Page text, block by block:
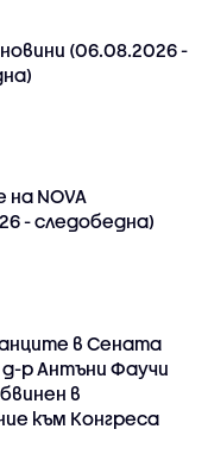
(06.08.2026 -
NOVA
- следобедна)
в Сената
д-р Антъни Фаучи
в
към Конгреса